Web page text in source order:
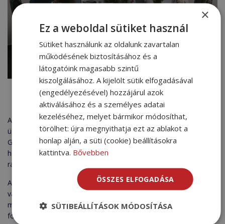
A vállalat kiemelt partnerei között szerepelnek olyan ismert
ügyfelek, mint a LIDL Magyarország Bt., Gallicoop Zrt., Master
Good Kft., Pek Snack Kft. és HAVI Logistics Kft., akik számára
hosszú távon biztosítunk megbízható és hatékony hűtött
raktározási megoldásokat.
Az Euro-Pack Logistics szolgáltatásai rugalmasan igazodnak a
változó piaci igényekhez, biztosítva a megfelelő kapacitást és a
magas szintű logisztikai támogatást. Ha vállalkozásod számára
fontos a megbízható és minőségi hűtött tárolás, az Euro-Pack
×
Ez a weboldal sütiket használ
Sütiket használunk az oldalunk zavartalan
működésének biztosításához és a
látogatóink magasabb szintű
kiszolgálásához. A kijelölt sütik elfogadásával
(engedélyezésével) hozzájárul azok
aktiválásához és a személyes adatai
kezeléséhez, melyet bármikor módosíthat,
törölhet: újra megnyithatja ezt az ablakot a
honlap alján, a süti (cookie) beállításokra
kattintva. Bővebben
ÖSSZES ELFOGADÁSA
SÜTIBEÁLLÍTÁSOK MÓDOSÍTÁSA